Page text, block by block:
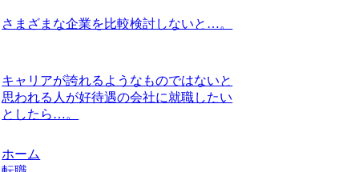
さまざまな企業を比較検討しないと…。
キャリアが誇れるようなものではないと
思われる人が好待遇の会社に就職したい
としたら…。
ホーム